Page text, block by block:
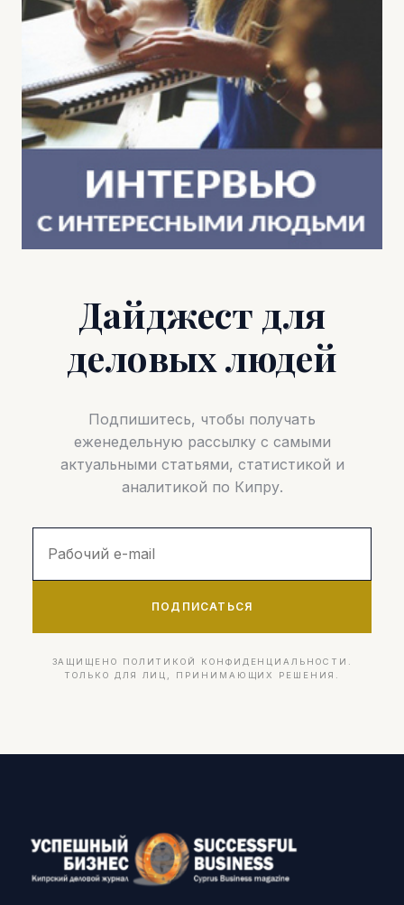
Дайджест для
деловых людей
Подпишитесь, чтобы получать
еженедельную рассылку с самыми
актуальными статьями, статистикой и
аналитикой по Кипру.
ПОДПИСАТЬСЯ
ЗАЩИЩЕНО ПОЛИТИКОЙ КОНФИДЕНЦИАЛЬНОСТИ.
ТОЛЬКО ДЛЯ ЛИЦ, ПРИНИМАЮЩИХ РЕШЕНИЯ.